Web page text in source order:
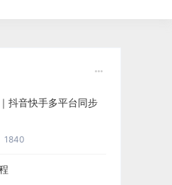
抖音快手多平台同步
1840